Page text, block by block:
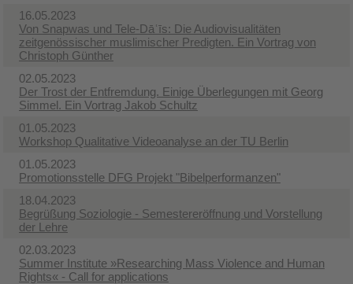
16.05.2023
Von Snapwas und Tele-Dāʿīs: Die Audiovisualitäten
zeitgenössischer muslimischer Predigten. Ein Vortrag von
Christoph Günther
02.05.2023
Der Trost der Entfremdung. Einige Überlegungen mit Georg
Simmel. Ein Vortrag Jakob Schultz
01.05.2023
Workshop Qualitative Videoanalyse an der TU Berlin
01.05.2023
Promotionsstelle DFG Projekt "Bibelperformanzen"
18.04.2023
Begrüßung Soziologie - Semestereröffnung und Vorstellung
der Lehre
02.03.2023
Summer Institute »Researching Mass Violence and Human
Rights« - Call for applications